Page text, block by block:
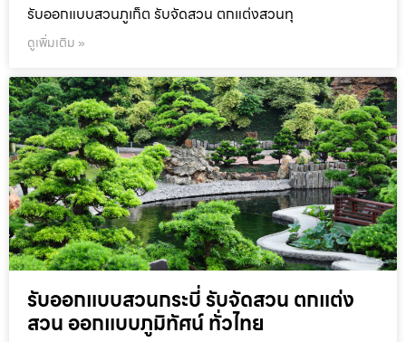
รับออกแบบสวนภูเก็ต รับจัดสวน ตกแต่งสวนทุ
ดูเพิ่มเติม »
รับออกแบบสวนกระบี่ รับจัดสวน ตกแต่ง
สวน ออกแบบภูมิทัศน์ ทั่วไทย